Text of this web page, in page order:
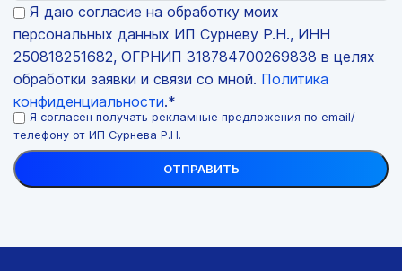
Я даю согласие на обработку моих
персональных данных ИП Сурневу Р.Н., ИНН
250818251682, ОГРНИП 318784700269838 в целях
обработки заявки и связи со мной. Политика
конфиденциальности.*
Я согласен получать рекламные предложения по email/
телефону от ИП Сурнева Р.Н.